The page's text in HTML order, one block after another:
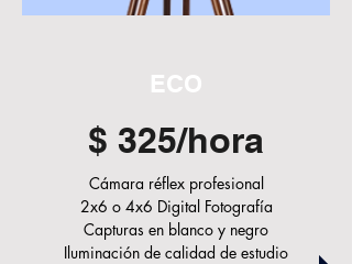
ECO
$ 325/hora
Cámara réflex profesional
2x6 o 4x6 Digital Fotografía
Capturas en blanco y negro
Iluminación de calidad de estudio